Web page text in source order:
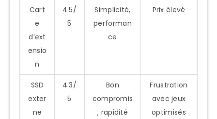
Cart
e
d’ext
ensio
n
4.5/
5
Simplicité,
performan
ce
Prix élevé
SSD
exter
ne
4.3/
5
Bon
compromis
, rapidité
Frustration
avec jeux
optimisés